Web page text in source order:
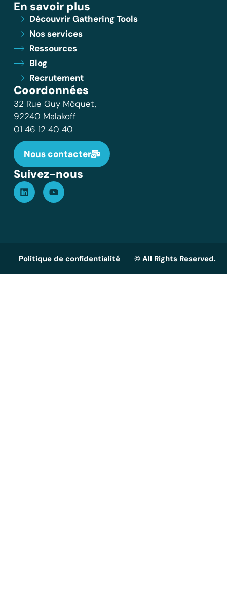
En savoir plus
Découvrir Gathering Tools
Nos services
Ressources
Blog
Recrutement
Coordonnées
32 Rue Guy Môquet,
92240 Malakoff
01 46 12 40 40
Nous contacter
Suivez-nous
Politique de confidentialité © All Rights Reserved.